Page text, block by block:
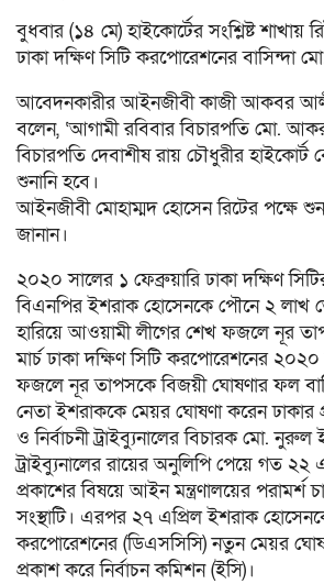
বুধবার (১৪ মে) হাইকোর্টের সংশ্লিষ্ট
ঢাকা দক্ষিণ সিটি করপোরেশনের বাসিন্দা
আবেদনকারীর আইনজীবী কাজী আকবর
বলেন, ‘আগামী রবিবার বিচারপতি মো.
বিচারপতি দেবাশীষ রায় চৌধুরীর হাইকোর্ট
শুনানি হবে।
আইনজীবী মোহাম্মদ হোসেন রিটের পক্ষে
জানান।
২০২০ সালের ১ ফেব্রুয়ারি ঢাকা দক্ষিণ
বিএনপির ইশরাক হোসেনকে পৌনে ২ লাখ
হারিয়ে আওয়ামী লীগের শেখ ফজলে নূর
মার্চ ঢাকা দক্ষিণ সিটি করপোরেশনের ২০২০
ফজলে নূর তাপসকে বিজয়ী ঘোষণার ফল
নেতা ইশরাককে মেয়র ঘোষণা করেন
ও নির্বাচনী ট্রাইব্যুনালের বিচারক মো. নুরুল
ট্রাইব্যুনালের রায়ের অনুলিপি পেয়ে গত ২২
প্রকাশের বিষয়ে আইন মন্ত্রণালয়ের পরামর্শ
সংস্থাটি। এরপর ২৭ এপ্রিল ইশরাক
করপোরেশনের (ডিএসসিসি) নতুন মেয়র
প্রকাশ করে নির্বাচন কমিশন (ইসি)।